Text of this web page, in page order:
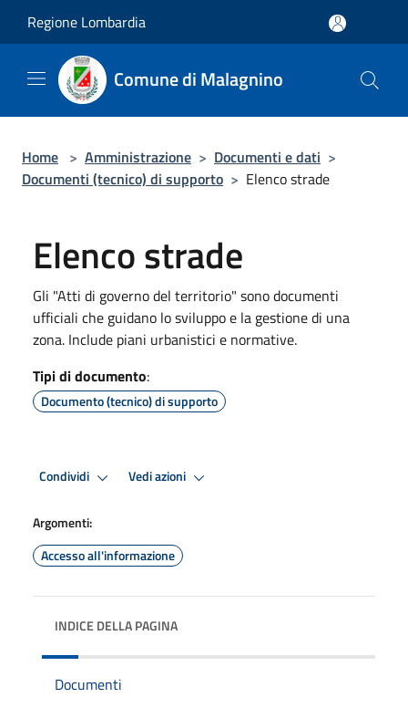
Regione Lombardia
Comune di Malagnino
Home > Amministrazione > Documenti e dati >
Documenti (tecnico) di supporto > Elenco strade
Elenco strade
Gli "Atti di governo del territorio" sono documenti
ufficiali che guidano lo sviluppo e la gestione di una
zona. Include piani urbanistici e normative.
Tipi di documento:
Documento (tecnico) di supporto
Condividi Vedi azioni
Argomenti:
Accesso all'informazione
INDICE DELLA PAGINA
Documenti